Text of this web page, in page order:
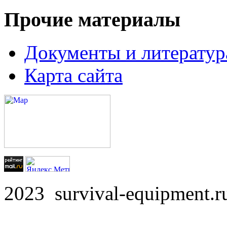
Прочие материалы
Документы и
Карта сайта
2023 survival-